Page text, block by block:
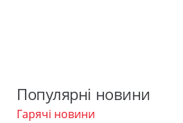
Популярні новини
Гарячі новини